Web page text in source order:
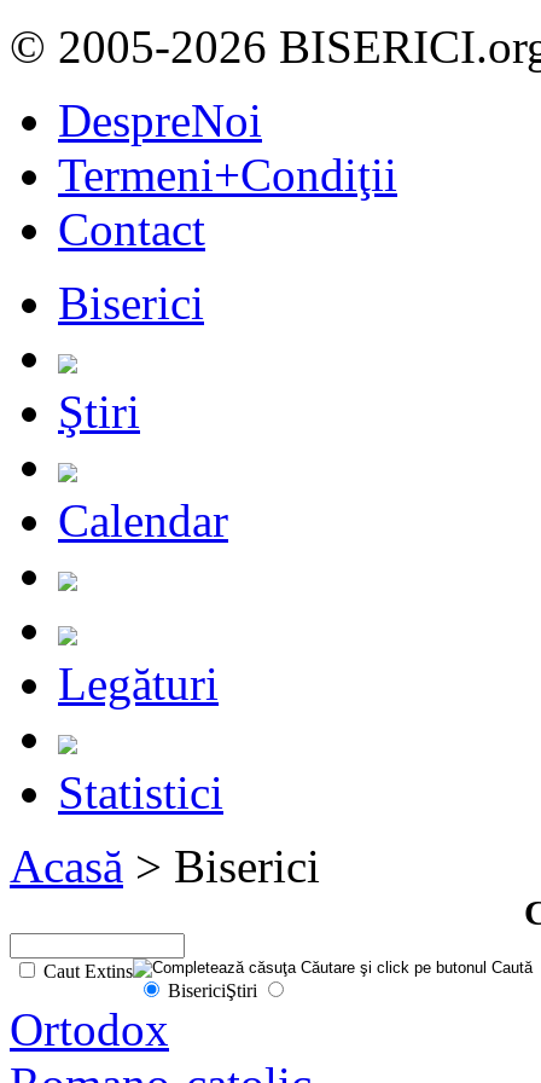
© 2005-2026
DespreNoi
Termeni+Condiţii
Contact
Biserici
Ştiri
Calendar
Legături
Statistici
Acasă > Biserici
Caut Extins
BisericiŞtiri
Ortodox